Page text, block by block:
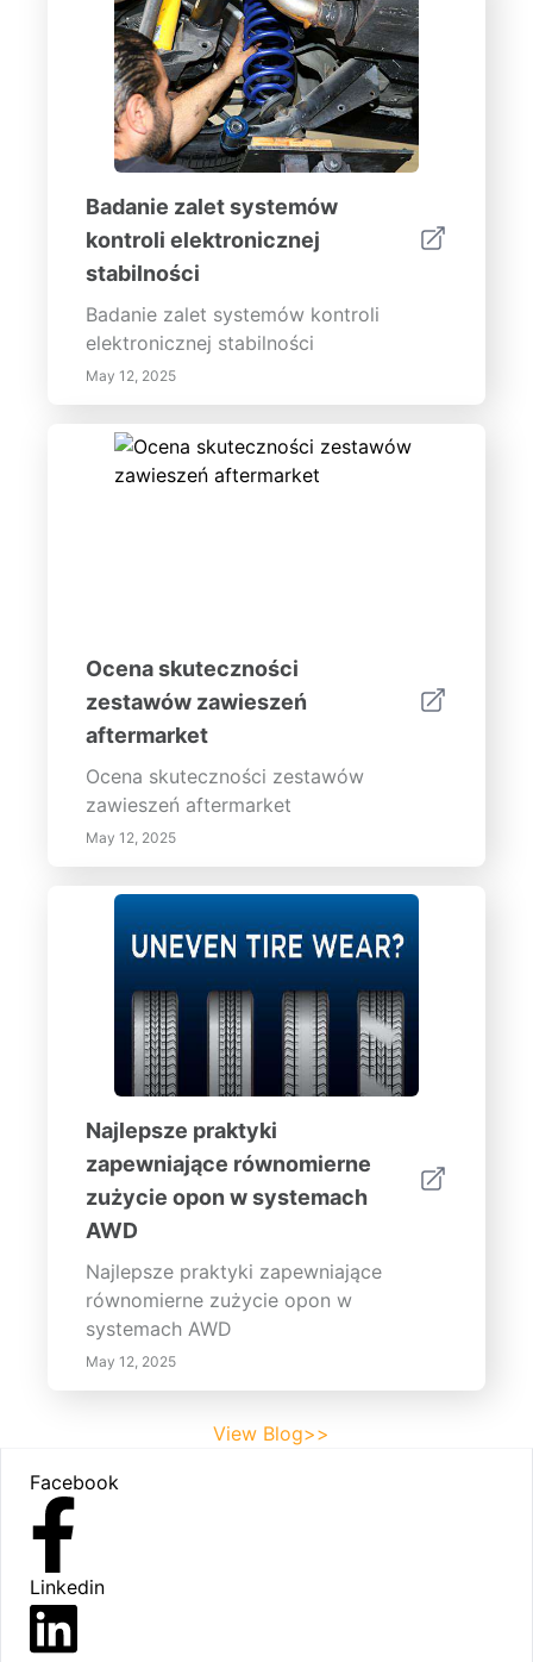
Badanie zalet systemów
kontroli elektronicznej
stabilności
Badanie zalet systemów kontroli
elektronicznej stabilności
May 12, 2025
Ocena skuteczności
zestawów zawieszeń
aftermarket
Ocena skuteczności zestawów
zawieszeń aftermarket
May 12, 2025
Najlepsze praktyki
zapewniające równomierne
zużycie opon w systemach
AWD
Najlepsze praktyki zapewniające
równomierne zużycie opon w
systemach AWD
May 12, 2025
View Blog>>
Facebook
Linkedin